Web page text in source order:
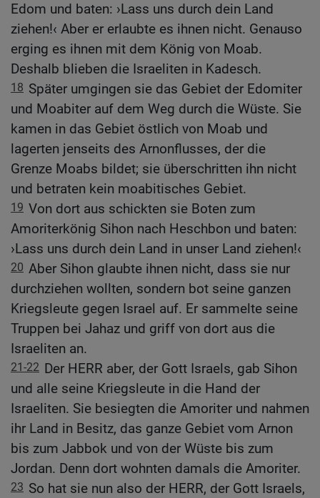
Edom und baten: ›Lass uns durch dein Land
ziehen!‹ Aber er erlaubte es ihnen nicht. Genauso
erging es ihnen mit dem König von Moab.
Deshalb blieben die Israeliten in Kadesch.
18 Später umgingen sie das Gebiet der Edomiter
und Moabiter auf dem Weg durch die Wüste. Sie
kamen in das Gebiet östlich von Moab und
lagerten jenseits des Arnonflusses, der die
Grenze Moabs bildet; sie überschritten ihn nicht
und betraten kein moabitisches Gebiet.
19 Von dort aus schickten sie Boten zum
Amoriterkönig Sihon nach Heschbon und baten:
›Lass uns durch dein Land in unser Land ziehen!‹
20 Aber Sihon glaubte ihnen nicht, dass sie nur
durchziehen wollten, sondern bot seine ganzen
Kriegsleute gegen Israel auf. Er sammelte seine
Truppen bei Jahaz und griff von dort aus die
Israeliten an.
21-22 Der HERR aber, der Gott Israels, gab Sihon
und alle seine Kriegsleute in die Hand der
Israeliten. Sie besiegten die Amoriter und nahmen
ihr Land in Besitz, das ganze Gebiet vom Arnon
bis zum Jabbok und von der Wüste bis zum
Jordan. Denn dort wohnten damals die Amoriter.
23 So hat sie nun also der HERR, der Gott Israels,